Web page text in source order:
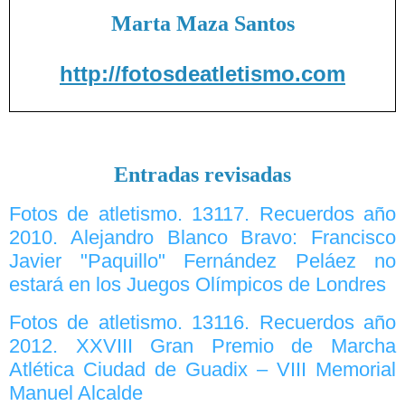
Marta Maza Santos
http://fotosdeatletismo.com
Entradas revisadas
Fotos de atletismo. 13117. Recuerdos año
2010. Alejandro Blanco Bravo: Francisco
Javier "Paquillo" Fernández Peláez no
estará en los Juegos Olímpicos de Londres
Fotos de atletismo. 13116. Recuerdos año
2012. XXVIII Gran Premio de Marcha
Atlética Ciudad de Guadix – VIII Memorial
Manuel Alcalde